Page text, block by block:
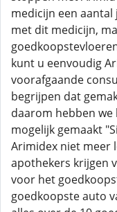
medicijn een
met dit medicijn,
kunt u eenvoudig
voorafgaande
begrijpen dat
daarom hebben
mogelijk gemaakt
Arimidex niet meer
apothekers krijgen
voor het
goedkoopste auto